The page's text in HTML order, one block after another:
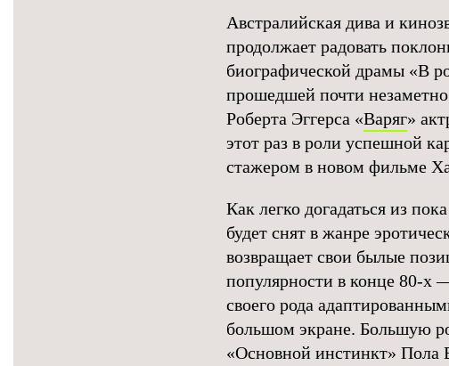
Австралийская дива и
продолжает радовать
биографической драмы «В
прошедшей почти
Роберта Эггерса «Варяг»
этот раз в роли успешной
стажером в новом фильме
Как легко догадаться из
будет снят в жанре
возвращает свои былые
популярности в конце 80-х
своего рода
большом экране. Большую
«Основной инстинкт» Пола